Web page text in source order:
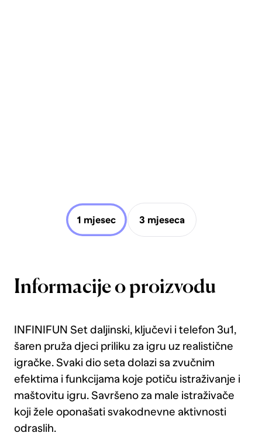
1 mjesec 3 mjeseca
Informacije o proizvodu
INFINIFUN Set daljinski, ključevi i telefon 3u1,
šaren pruža djeci priliku za igru uz realistične
igračke. Svaki dio seta dolazi sa zvučnim
efektima i funkcijama koje potiču istraživanje i
maštovitu igru. Savršeno za male istraživače
koji žele oponašati svakodnevne aktivnosti
odraslih.